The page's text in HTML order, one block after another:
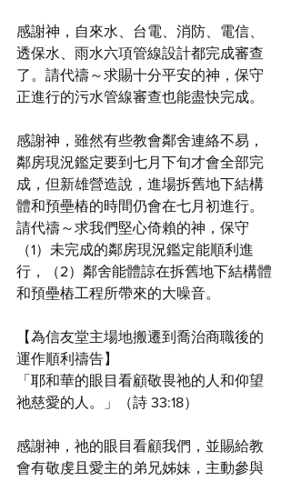
感謝神，自來水、台電、消防、電信、
透保水、雨水六項管線設計都完成審查
了。請代禱～求賜十分平安的神，保守
正進行的污水管線審查也能盡快完成。
感謝神，雖然有些教會鄰舍連絡不易，
鄰房現況鑑定要到七月下旬才會全部完
成，但新雄營造說，進場拆舊地下結構
體和預壘樁的時間仍會在七月初進行。
請代禱～求我們堅心倚賴的神，保守
（1）未完成的鄰房現況鑑定能順利進
行，（2）鄰舍能體諒在拆舊地下結構體
和預壘樁工程所帶來的大噪音。
【為信友堂主場地搬遷到喬治商職後的
運作順利禱告】
「耶和華的眼目看顧敬畏祂的人和仰望
祂慈愛的人。」（詩 33:18）
感謝神，祂的眼目看顧我們，並賜給教
會有敬虔且愛主的弟兄姊妹，主動參與